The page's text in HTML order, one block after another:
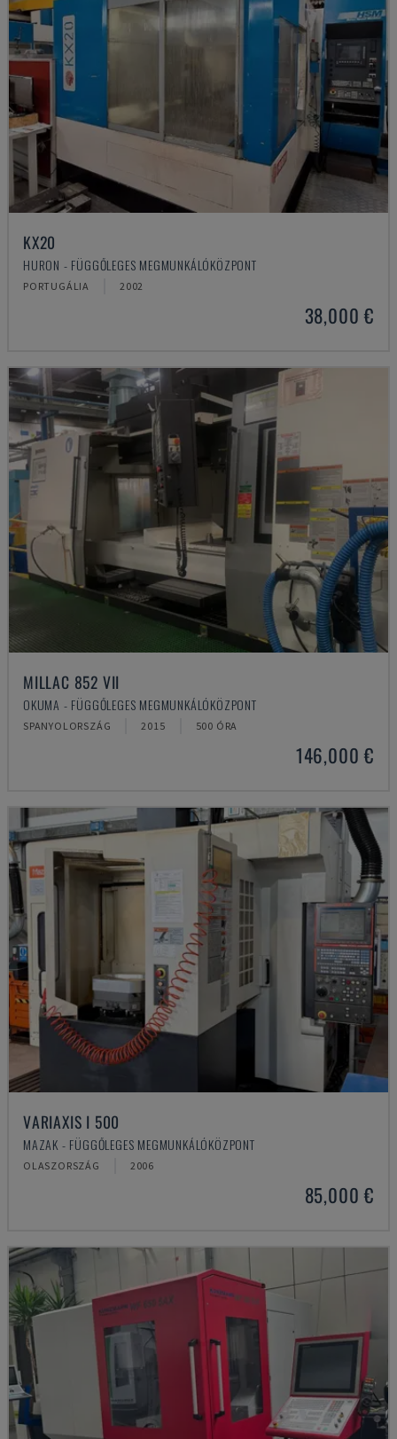
KX20
HURON - FÜGGŐLEGES MEGMUNKÁLÓKÖZPONT
PORTUGÁLIA 2002
38,000 €
MILLAC 852 VII
OKUMA - FÜGGŐLEGES MEGMUNKÁLÓKÖZPONT
SPANYOLORSZÁG 2015 500 ÓRA
146,000 €
VARIAXIS I 500
MAZAK - FÜGGŐLEGES MEGMUNKÁLÓKÖZPONT
OLASZORSZÁG 2006
85,000 €